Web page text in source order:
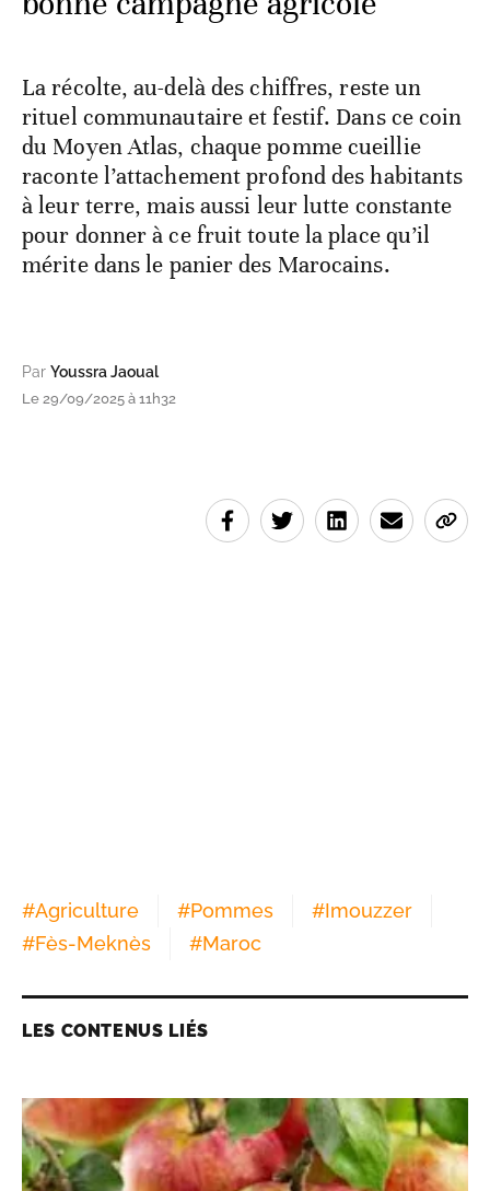
La récolte, au-delà des chiffres, reste un
rituel communautaire et festif. Dans ce coin
du Moyen Atlas, chaque pomme cueillie
raconte l’attachement profond des habitants
à leur terre, mais aussi leur lutte constante
pour donner à ce fruit toute la place qu’il
mérite dans le panier des Marocains.
Par Youssra Jaoual
Le 29/09/2025 à 11h32
#Agriculture #Pommes #Imouzzer
#Fès-Meknès #Maroc
LES CONTENUS LIÉS